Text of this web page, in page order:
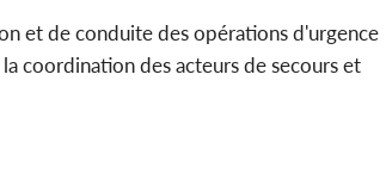
et de conduite des opérations d'urgence
coordination des acteurs de secours et